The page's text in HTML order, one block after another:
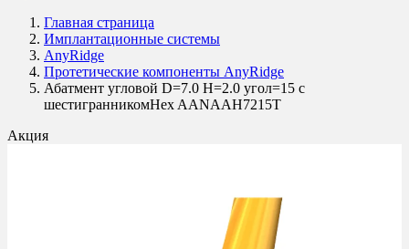
Главная страница
Имплантационные системы
AnyRidge
Протетические компоненты AnyRidge
Абатмент угловой D=7.0 H=2.0 угол=15 с
шестигранникомHex AANAAH7215T
Акция